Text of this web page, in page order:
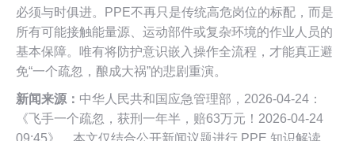
必须与时俱进。PPE不再只是传统高危岗位的标配，而是
所有可能接触能量源、运动部件或复杂环境的作业人员的
基本保障。唯有将防护意识嵌入操作全流程，才能真正避
免“一个疏忽，酿成大祸”的悲剧重演。
新闻来源： 中华人民共和国应急管理部，2026-04-24：
《飞手一个疏忽，获刑一年半，赔63万元！2026-04-24
09:45》。本文仅结合公开新闻议题进行 PPE 知识解读。